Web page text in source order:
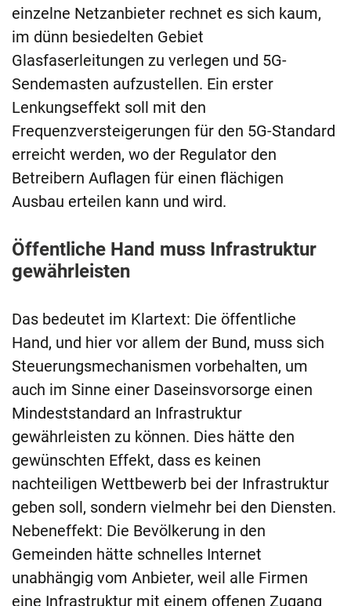
einzelne Netzanbieter rechnet es sich kaum,
im dünn besiedelten Gebiet
Glasfaserleitungen zu verlegen und 5G-
Sendemasten aufzustellen. Ein erster
Lenkungseffekt soll mit den
Frequenzversteigerungen für den 5G-Standard
erreicht werden, wo der Regulator den
Betreibern Auflagen für einen flächigen
Ausbau erteilen kann und wird.
Öffentliche Hand muss Infrastruktur
gewährleisten
Das bedeutet im Klartext: Die öffentliche
Hand, und hier vor allem der Bund, muss sich
Steuerungsmechanismen vorbehalten, um
auch im Sinne einer Daseinsvorsorge einen
Mindeststandard an Infrastruktur
gewährleisten zu können. Dies hätte den
gewünschten Effekt, dass es keinen
nachteiligen Wettbewerb bei der Infrastruktur
geben soll, sondern vielmehr bei den Diensten.
Nebeneffekt: Die Bevölkerung in den
Gemeinden hätte schnelles Internet
unabhängig vom Anbieter, weil alle Firmen
eine Infrastruktur mit einem offenen Zugang